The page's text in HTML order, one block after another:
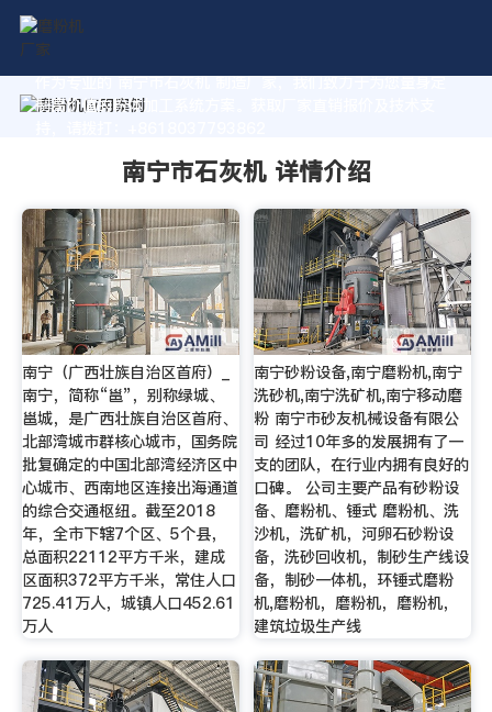
作为专业的 南宁市石灰机 制造厂家，我们致力于为您量身定
制高价值的粉体加工系统方案。获取厂家直销报价及技术支
南宁市石灰机 详情介绍
南宁（广西壮族自治区首府）_
南宁，简称“邕”，别称绿城、
邕城，是广西壮族自治区首府、
北部湾城市群核心城市，国务院
批复确定的中国北部湾经济区中
心城市、西南地区连接出海通道
的综合交通枢纽。截至2018
年，全市下辖7个区、5个县，
总面积22112平方千米，建成
区面积372平方千米，常住人口
725.41万人，城镇人口452.61
万人
南宁砂粉设备,南宁磨粉机,南宁
洗砂机,南宁洗矿机,南宁移动磨
粉 南宁市砂友机械设备有限公
司 经过10年多的发展拥有了一
支的团队，在行业内拥有良好的
口碑。 公司主要产品有砂粉设
备、磨粉机、锤式 磨粉机、洗
沙机，洗矿机，河卵石砂粉设
备，洗砂回收机，制砂生产线设
备，制砂一体机，环锤式磨粉
机,磨粉机，磨粉机，磨粉机，
建筑垃圾生产线